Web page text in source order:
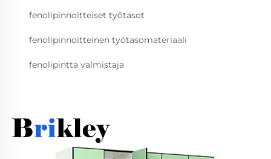
fenolipinnoitteiset työtasot
fenolipinnoitteinen työtasomateriaali
fenolipintta valmistaja